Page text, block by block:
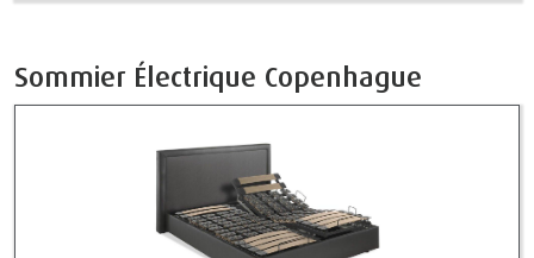
Sommier Électrique Copenhague